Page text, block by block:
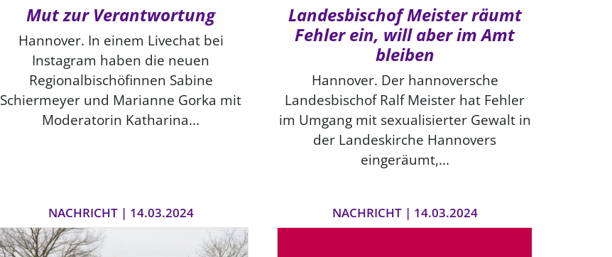
Mut zur Verantwortung
Hannover. In einem Livechat bei
Instagram haben die neuen
Regionalbischöfinnen Sabine
Schiermeyer und Marianne Gorka mit
Moderatorin Katharina...
Landesbischof Meister räumt
Fehler ein, will aber im Amt
bleiben
Hannover. Der hannoversche
Landesbischof Ralf Meister hat Fehler
im Umgang mit sexualisierter Gewalt in
der Landeskirche Hannovers
eingeräumt,...
NACHRICHT | 14.03.2024 NACHRICHT | 14.03.2024